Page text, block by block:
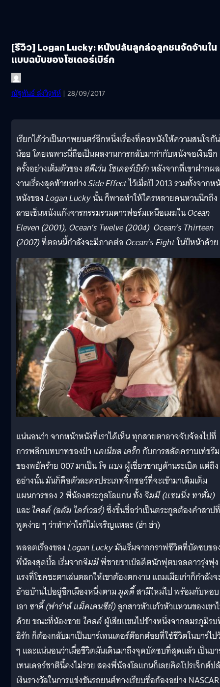
[รีวิว] Logan Lucky: หนังปล้นลูกล่อลูกชนจัดจ้านใน
แบบฉบับของโซเดอร์เบิร์ก
ณัฐพันธ์ ส่งวิรุฬห์ | 28/09/2017
เรียกได้ว่าเป็นภาพยนตร์อีกหนึ่งเรื่องที่คอหนังให้ความสนใจกั
น้อย โดยเฉพาะนี่ถือเป็นผลงานการกลับมากำกับหนังจอเงินอีก
ครั้งอย่างเต็มตัวของสตีเว่น โซเดอร์เบิร์กหลังจากที่เขาฝากผล
งานเรื่องสุดท้ายอย่างSide Effectไว้เมื่อปี 2013 รวมทั้งจากห
หนังของLogan Luckyนั้น ก็พาลทำให้ใครหลายคนหวนนึกถึง
ลายเซ็นหนังแก๊งจารกรรมรวมดาวฟอร์มเหนือเมฆในOcean
Eleven (2001), Ocean’s Twelve (2004) Ocean’s Thirteen
(2007)ที่ตอนนี้กำลังจะมีภาคต่อOcean’s Eightในปีหน้าด้วย
แน่นอนว่า จากหน้าหนังที่เราได้เห็น ทุกสายตาอาจจับจ้องไปที่
การพลิกบทบาทของป๋าแดเนียล เคร็กกับการสลัดคราบเท่ขรึม
ของพยัคร้าย 007 มาเป็นโจ แบง ผู้เชี่ยวชาญด้านระเบิด แต่ถึง
อย่างนั้น มันก็คือตัวละครประเภทจิ๊กซอว์ที่จะเข้ามาเติมเต็ม
แผนการของ 2 พี่น้องตระกูลโลแกน ทั้งจิมมี (แชนนิ่ง ทาทั่ม)
และไคลด์ (อดัม ไดร์เวอร์)ซึ่งขึ้นชื่อว่าเป็นตระกูลต้องคำสาปที่
พูดง่าย ๆ ว่าทำห่าไรก็ไม่เจริญแหละ (ฮ่า ฮ่า)
พลอตเรื่องของLoganLuckyมันเริ่มจากกราฟชีวิตที่บัดซบขอ
พี่น้องสุดบื้อ เริ่มจากจิมมีพี่ชายขาเป๋อดีตนักฟุตบอลดาวรุ่งพุ่ง
แรงที่โชคชะตาเล่นตลกให้เขาต้องตกงาน แถมเมียเก่าก็กำลัง
ย้ายบ้านไปอยู่อีกเมืองหนึ่งตามมูดดี้สามีใหม่ไป พร้อมกับหอบ
เอา ซาดี้ (ฟาร่าห์ แม็คเคนซีย์)ลูกสาวหัวแก้วหัวแหวนของเขา
ด้วย ขณะที่น้องชาย ไคลด์ผู้เสียแขนไปข้างหนึ่งจากสมรภูมิร
อิรัก ก็ต้องกลับมาเป็นบาร์เทนเดอร์ต๊อกต๋อยที่ใช้ชีวิตในบาร์ไป
ๆ และแน่นอนว่าเมื่อชีวิตมันเดินมาถึงจุดบัดซบที่สุดแล้ว เป็นบ
เทนเดอร์ชาตินี้คงไม่รวย สองพี่น้องโลแกนก็เลยคิดโปรเจ็กต์ป
เงินรางวัลในการแข่งขันรถยนต์ทางเรียบชื่อก้องอย่าง NASCAR